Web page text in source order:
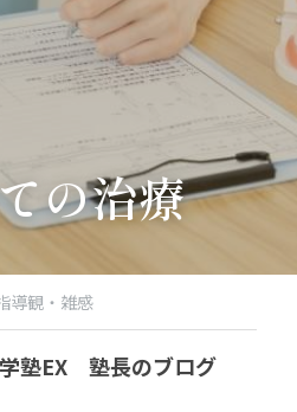
を予約する
の治療
導観・雑感
塾EX　塾長のブログ